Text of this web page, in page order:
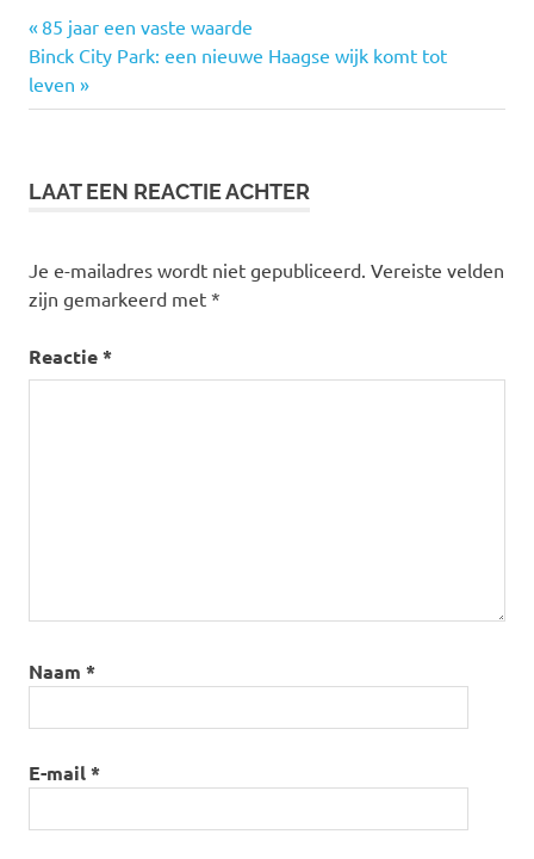
Bieb
Bericht
navigatie
Vorige
bericht:
85 jaar een vaste waarde
Volgende
bericht:
Binck City Park: een nieuwe Haagse wijk komt tot
leven
LAAT EEN REACTIE ACHTER
Je e-mailadres wordt niet gepubliceerd. Vereiste velden
zijn gemarkeerd met *
Reactie*
Naam *
E-mail*